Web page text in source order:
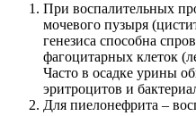
При воспалительных
мочевого пузыря
генезиса способна
фагоцитарных клеток
Часто в осадке урины
эритроцитов и
Для пиелонефрита –